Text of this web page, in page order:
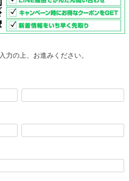
力の上、お進みください。